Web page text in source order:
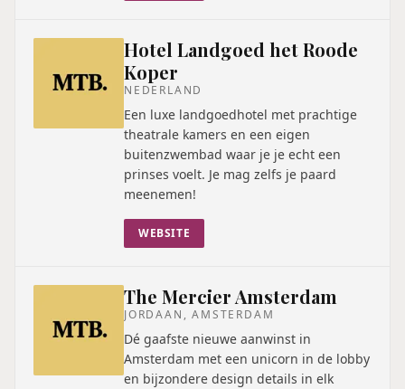
Hotel Landgoed het Roode
Koper
NEDERLAND
Een luxe landgoedhotel met prachtige
theatrale kamers en een eigen
buitenzwembad waar je je echt een
prinses voelt. Je mag zelfs je paard
meenemen!
WEBSITE
The Mercier Amsterdam
JORDAAN, AMSTERDAM
Dé gaafste nieuwe aanwinst in
Amsterdam met een unicorn in de lobby
en bijzondere design details in elk